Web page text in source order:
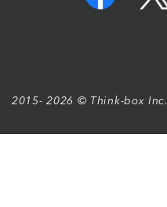
2015- 2026 © Think-box Inc.